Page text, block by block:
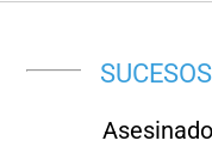
SUCESOS